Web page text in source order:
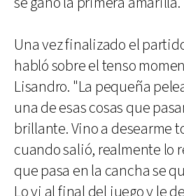
Una vez finalizado el
habló sobre el tenso
Lisandro. "La pequeña
una de esas cosas que
brillante. Vino a desearme
cuando salió, realmente lo
que pasa en la cancha se